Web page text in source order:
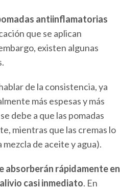
antiinflamatorias
que se aplican
existen algunas
de la consistencia, ya
más espesas y más
debe a que las pomadas
mientras que las cremas lo
mezcla de aceite y agua).
absorberán rápidamente en
casi inmediato. En